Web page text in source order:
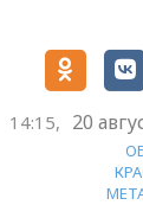
14:15, 20